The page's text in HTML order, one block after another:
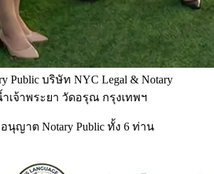
Public บริษัท NYC Legal & Notary
ำเจ้าพระยา วัดอรุณ กรุงเทพฯ
นุญาต Notary Public ทั้ง 6 ท่าน